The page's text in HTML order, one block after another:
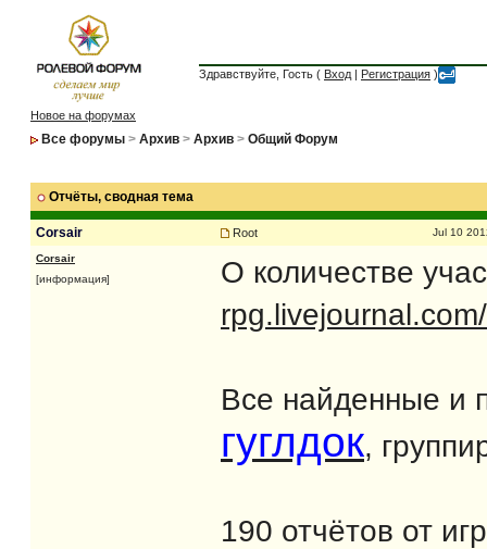
Здравствуйте, Гость ( Вход | Регистрация )
Новое на форумах
Все форумы > Архив > Архив > Общий Форум
Отчёты, сводная тема
Corsair Root Jul 10
Corsair
[информация]
О количестве
Все найденные и
гуглдок,
190 отчётов от